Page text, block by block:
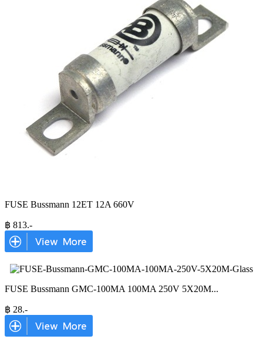
FUSE Bussmann 12ET 12A 660V
฿ 813.-
FUSE Bussmann GMC-100MA 100MA 250V 5X20M...
฿ 28.-